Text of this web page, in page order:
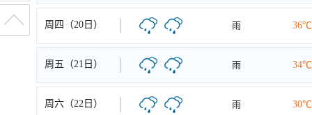
周四（20日） 雨 36℃
周五（21日） 雨 34℃
周六（22日） 雨 30℃